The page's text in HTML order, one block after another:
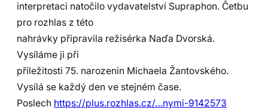
interpretaci natočilo vydavatelství Supraphon. Četbu
pro rozhlas z této
nahrávky připravila režisérka Naďa Dvorská.
Vysíláme ji při
příležitosti 75. narozenin Michaela Žantovského.
Vysílá se každý den ve stejném čase.
Poslech https://plus.rozhlas.cz/…nymi-9142573